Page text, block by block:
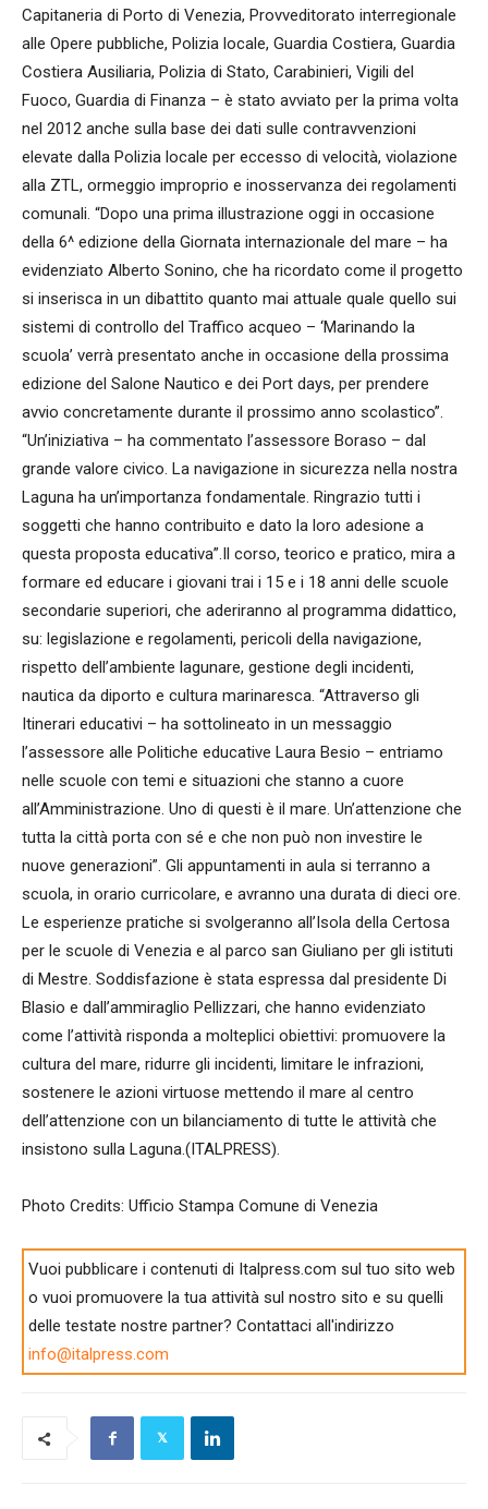
Capitaneria di Porto di Venezia, Provveditorato interregionale
alle Opere pubbliche, Polizia locale, Guardia Costiera, Guardia
Costiera Ausiliaria, Polizia di Stato, Carabinieri, Vigili del
Fuoco, Guardia di Finanza – è stato avviato per la prima volta
nel 2012 anche sulla base dei dati sulle contravvenzioni
elevate dalla Polizia locale per eccesso di velocità, violazione
alla ZTL, ormeggio improprio e inosservanza dei regolamenti
comunali. “Dopo una prima illustrazione oggi in occasione
della 6^ edizione della Giornata internazionale del mare – ha
evidenziato Alberto Sonino, che ha ricordato come il progetto
si inserisca in un dibattito quanto mai attuale quale quello sui
sistemi di controllo del Traffico acqueo – ‘Marinando la
scuola’ verrà presentato anche in occasione della prossima
edizione del Salone Nautico e dei Port days, per prendere
avvio concretamente durante il prossimo anno scolastico”.
“Un’iniziativa – ha commentato l’assessore Boraso – dal
grande valore civico. La navigazione in sicurezza nella nostra
Laguna ha un’importanza fondamentale. Ringrazio tutti i
soggetti che hanno contribuito e dato la loro adesione a
questa proposta educativa”.Il corso, teorico e pratico, mira a
formare ed educare i giovani trai i 15 e i 18 anni delle scuole
secondarie superiori, che aderiranno al programma didattico,
su: legislazione e regolamenti, pericoli della navigazione,
rispetto dell’ambiente lagunare, gestione degli incidenti,
nautica da diporto e cultura marinaresca. “Attraverso gli
Itinerari educativi – ha sottolineato in un messaggio
l’assessore alle Politiche educative Laura Besio – entriamo
nelle scuole con temi e situazioni che stanno a cuore
all’Amministrazione. Uno di questi è il mare. Un’attenzione che
tutta la città porta con sé e che non può non investire le
nuove generazioni”. Gli appuntamenti in aula si terranno a
scuola, in orario curricolare, e avranno una durata di dieci ore.
Le esperienze pratiche si svolgeranno all’Isola della Certosa
per le scuole di Venezia e al parco san Giuliano per gli istituti
di Mestre. Soddisfazione è stata espressa dal presidente Di
Blasio e dall’ammiraglio Pellizzari, che hanno evidenziato
come l’attività risponda a molteplici obiettivi: promuovere la
cultura del mare, ridurre gli incidenti, limitare le infrazioni,
sostenere le azioni virtuose mettendo il mare al centro
dell’attenzione con un bilanciamento di tutte le attività che
insistono sulla Laguna.(ITALPRESS).
Photo Credits: Ufficio Stampa Comune di Venezia
Vuoi pubblicare i contenuti di Italpress.com sul tuo sito web
o vuoi promuovere la tua attività sul nostro sito e su quelli
delle testate nostre partner? Contattaci all'indirizzo
info@italpress.com